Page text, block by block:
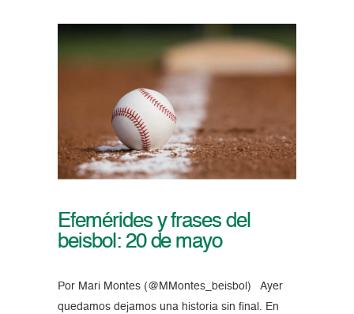
Efemérides y frases del
beisbol: 20 de mayo
Por Mari Montes (@MMontes_beisbol) Ayer
quedamos dejamos una historia sin final. En